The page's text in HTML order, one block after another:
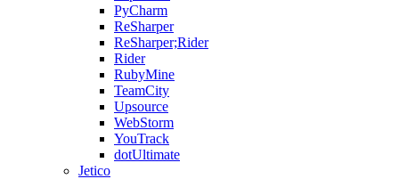
PyCharm
ReSharper
ReSharper;Rider
Rider
RubyMine
TeamCity
Upsource
WebStorm
YouTrack
dotUltimate
Jetico